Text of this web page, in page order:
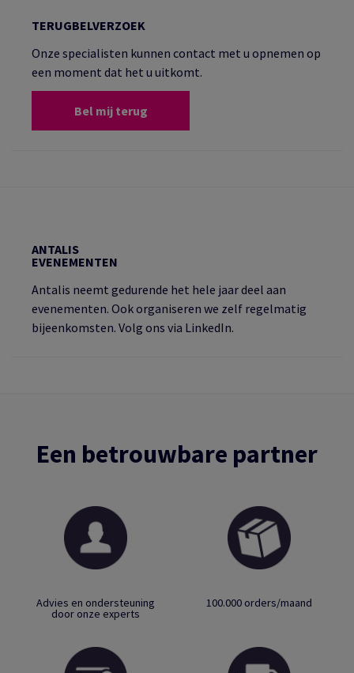
TERUGBELVERZOEK
Onze specialisten kunnen contact met u opnemen op
een moment dat het u uitkomt.
Bel mij terug
ANTALIS
EVENEMENTEN
Antalis neemt gedurende het hele jaar deel aan
evenementen. Ook organiseren we zelf regelmatig
bijeenkomsten. Volg ons via LinkedIn.
Een betrouwbare partner
Advies en ondersteuning
door onze experts
100.000 orders/maand